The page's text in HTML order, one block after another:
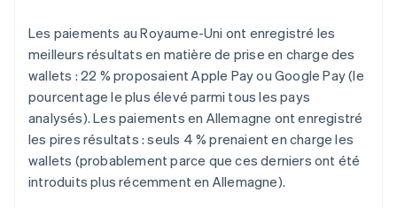
Les paiements au Royaume-Uni ont enregistré les
meilleurs résultats en matière de prise en charge des
wallets : 22 % proposaient Apple Pay ou Google Pay (le
pourcentage le plus élevé parmi tous les pays
analysés). Les paiements en Allemagne ont enregistré
les pires résultats : seuls 4 % prenaient en charge les
wallets (probablement parce que ces derniers ont été
introduits plus récemment en Allemagne).